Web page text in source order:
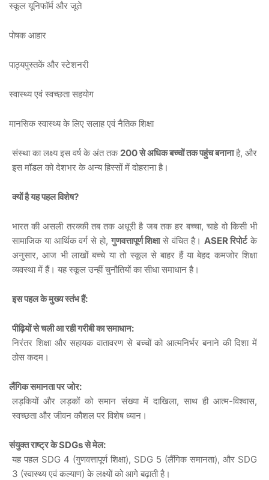
स्कूल यूनिफॉर्म और जूते
पोषक आहार
पाठ्यपुस्तकें और स्टेशनरी
स्वास्थ्य एवं स्वच्छता सहयोग
मानसिक स्वास्थ्य के लिए सलाह एवं नैतिक शिक्षा
संस्था का लक्ष्य इस वर्ष के अंत तक 200सेअधिकबच्चोंतकपहुंचबनाना है, और
इस मॉडल को देशभर के अन्य हिस्सों में दोहराना है।
क्योंहैयहपहलविशेष?
भारत की असली तरक्की तब तक अधूरी है जब तक हर बच्चा,चाहे वो किसी भी
सामाजिक या आर्थिक वर्ग से हो, गुणवत्तापूर्ण शिक्षा से वंचित है। ASERरिपोर्ट के
अनुसार,आज भी लाखों बच्चे या तो स्कूल से बाहर हैं या बेहद कमजोर शिक्षा
व्यवस्था में हैं। यह स्कूल उन्हीं चुनौतियों का सीधा समाधान है।
इसपहलकेमुख्यस्तंभहैं:
पीढ़ियोंसेचलीआरहीगरीबीकासमाधान:
निरंतर शिक्षा और सहायक वातावरण से बच्चों को आत्मनिर्भर बनाने की दिशा में
ठोस कदम।
लैंगिकसमानतापरजोर:
लड़कियों और लड़कों को समान संख्या में दाखिला, साथ ही आत्म-विश्वास,
स्वच्छता और जीवन कौशल पर विशेष ध्यान।
संयुक्तराष्ट्रकेSDGsसेमेल:
यह पहल SDG 4 (गुणवत्तापूर्ण शिक्षा), SDG 5 (लैंगिक समानता), और SDG
3 (स्वास्थ्य एवं कल्याण) के लक्ष्यों को आगे बढ़ाती है।